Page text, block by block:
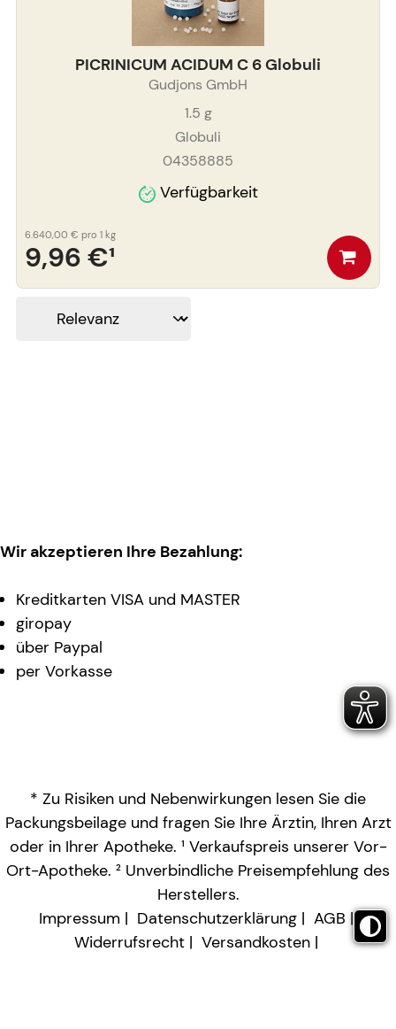
PICRINICUM ACIDUM C 6 Globuli
Gudjons GmbH
1.5 g
Globuli
04358885
Verfügbarkeit
9,96 €¹
6.640,00 € pro 1 kg
Wir akzeptieren Ihre Bezahlung:
Kreditkarten VISA und MASTER
giropay
über Paypal
per Vorkasse
* Zu Risiken und Nebenwirkungen lesen Sie die
Packungsbeilage und fragen Sie Ihre Ärztin, Ihren Arzt
oder in Ihrer Apotheke. ¹ Verkaufspreis unserer Vor-
Ort-Apotheke. ² Unverbindliche Preisempfehlung des
Herstellers.
Impressum
Datenschutzerklärung
AGB
Widerrufsrecht
Versandkosten